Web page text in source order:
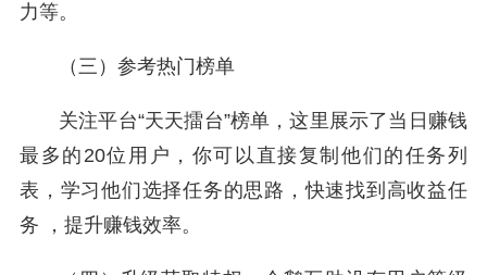
力等。
（三）参考热门榜单
关注平台“天天擂台”榜单，这里展示了当日赚钱
最多的20位用户，你可以直接复制他们的任务列
表，学习他们选择任务的思路，快速找到高收益任
务 ，提升赚钱效率。